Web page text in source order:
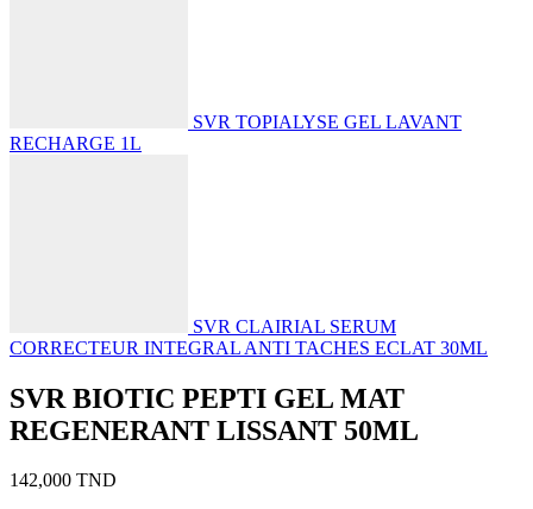
SVR TOPIALYSE GEL LAVANT
RECHARGE 1L
SVR CLAIRIAL SERUM
CORRECTEUR INTEGRAL ANTI TACHES ECLAT 30ML
SVR BIOTIC PEPTI GEL MAT
REGENERANT LISSANT 50ML
142,000 TND